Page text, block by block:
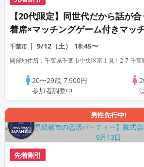
【20代限定】同世代だから話が
着席×マッチングゲーム付きマッ
ン
千葉市 9/12（土） 18:45〜
開催地住所：千葉県千葉市中央区富士見1-2-7 千葉
20〜29歳 7,900円
参加者調整中
男性先行中!
先着割引